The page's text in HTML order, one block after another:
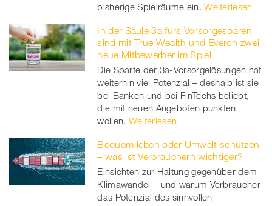
bisherige Spielräume ein. Weiterlesen
In der Säule 3a fürs Vorsorgesparen
sind mit True Wealth und Everon zwei
neue Mitbewerber im Spiel
Die Sparte der 3a-Vorsorgelösungen hat
weiterhin viel Potenzial – deshalb ist sie
bei Banken und bei FinTechs beliebt,
die mit neuen Angeboten punkten
wollen. Weiterlesen
Bequem leben oder Umwelt schützen
– was ist Verbrauchern wichtiger?
Einsichten zur Haltung gegenüber dem
Klimawandel – und warum Verbraucher
das Potenzial des sinnvollen